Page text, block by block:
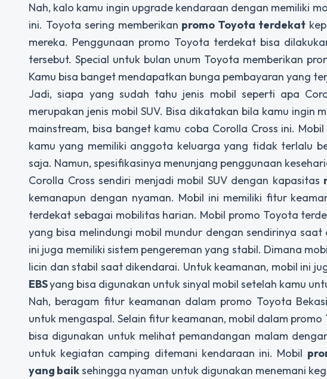
Nah, kalo kamu ingin upgrade kendaraan dengan memiliki
ini. Toyota sering memberikan promo Toyota terdekat
mereka. Penggunaan promo Toyota terdekat bisa
tersebut. Special untuk bulan unum Toyota memberikan
Kamu bisa banget mendapatkan bunga pembayaran yang
Jadi, siapa yang sudah tahu jenis mobil seperti apa
merupakan jenis mobil SUV. Bisa dikatakan bila kamu ingin
mainstream, bisa banget kamu coba Corolla Cross ini.
kamu yang memiliki anggota keluarga yang tidak terlalu
saja. Namun, spesifikasinya menunjang penggunaan
Corolla Cross sendiri menjadi mobil SUV dengan kapasitas
kemanapun dengan nyaman. Mobil ini memiliki fitur
terdekat sebagai mobilitas harian. Mobil promo Toyota
yang bisa melindungi mobil mundur dengan sendirinya
ini juga memiliki sistem pengereman yang stabil. Dimana
licin dan stabil saat dikendarai. Untuk keamanan, mobil ini
EBSyang bisa digunakan untuk sinyal mobil setelah kamu
Nah, beragam fitur keamanan dalam promo Toyota
untuk mengaspal. Selain fitur keamanan, mobil dalam
bisa digunakan untuk melihat pemandangan malam
untuk kegiatan camping ditemani kendaraan ini. Mobil
yang baiksehingga nyaman untuk digunakan menemani